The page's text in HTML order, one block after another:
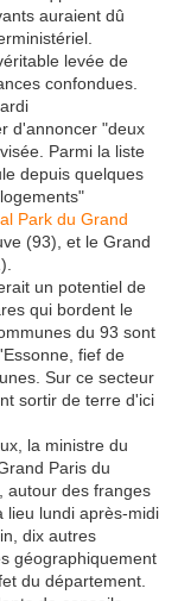
auraient dû
levée de
confondues.
d'annoncer "deux
Parmi la liste
depuis quelques
Park du Grand
(93), et le Grand
un potentiel de
qui bordent le
du 93 sont
fief de
Sur ce secteur
sortir de terre d'ici
la ministre du
Paris du
autour des franges
lieu lundi après-midi
dix autres
géographiquement
du département.